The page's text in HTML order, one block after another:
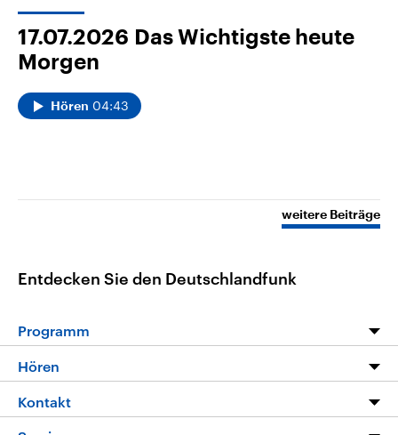
17.07.2026 Das Wichtigste heute
Morgen
Hören 04:43
weitere Beiträge
Entdecken Sie den Deutschlandfunk
Programm
Die Nachrichten
Hören
Livestream
Kontakt